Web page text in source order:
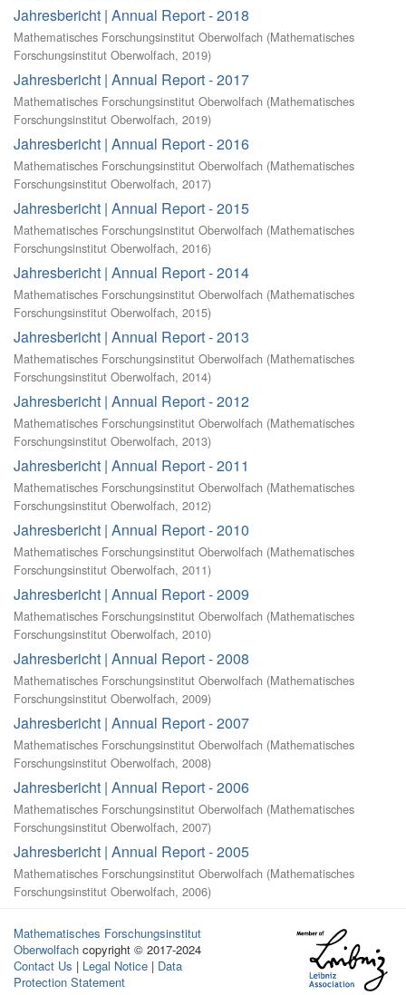
Jahresbericht | Annual Report - 2018
Mathematisches Forschungsinstitut Oberwolfach (Mathematisches
Forschungsinstitut Oberwolfach, 2019)
Jahresbericht | Annual Report - 2017
Mathematisches Forschungsinstitut Oberwolfach (Mathematisches
Forschungsinstitut Oberwolfach, 2019)
Jahresbericht | Annual Report - 2016
Mathematisches Forschungsinstitut Oberwolfach (Mathematisches
Forschungsinstitut Oberwolfach, 2017)
Jahresbericht | Annual Report - 2015
Mathematisches Forschungsinstitut Oberwolfach (Mathematisches
Forschungsinstitut Oberwolfach, 2016)
Jahresbericht | Annual Report - 2014
Mathematisches Forschungsinstitut Oberwolfach (Mathematisches
Forschungsinstitut Oberwolfach, 2015)
Jahresbericht | Annual Report - 2013
Mathematisches Forschungsinstitut Oberwolfach (Mathematisches
Forschungsinstitut Oberwolfach, 2014)
Jahresbericht | Annual Report - 2012
Mathematisches Forschungsinstitut Oberwolfach (Mathematisches
Forschungsinstitut Oberwolfach, 2013)
Jahresbericht | Annual Report - 2011
Mathematisches Forschungsinstitut Oberwolfach (Mathematisches
Forschungsinstitut Oberwolfach, 2012)
Jahresbericht | Annual Report - 2010
Mathematisches Forschungsinstitut Oberwolfach (Mathematisches
Forschungsinstitut Oberwolfach, 2011)
Jahresbericht | Annual Report - 2009
Mathematisches Forschungsinstitut Oberwolfach (Mathematisches
Forschungsinstitut Oberwolfach, 2010)
Jahresbericht | Annual Report - 2008
Mathematisches Forschungsinstitut Oberwolfach (Mathematisches
Forschungsinstitut Oberwolfach, 2009)
Jahresbericht | Annual Report - 2007
Mathematisches Forschungsinstitut Oberwolfach (Mathematisches
Forschungsinstitut Oberwolfach, 2008)
Jahresbericht | Annual Report - 2006
Mathematisches Forschungsinstitut Oberwolfach (Mathematisches
Forschungsinstitut Oberwolfach, 2007)
Jahresbericht | Annual Report - 2005
Mathematisches Forschungsinstitut Oberwolfach (Mathematisches
Forschungsinstitut Oberwolfach, 2006)
Mathematisches Forschungsinstitut
Oberwolfach copyright © 2017-2024
Contact Us | Legal Notice | Data
Protection Statement